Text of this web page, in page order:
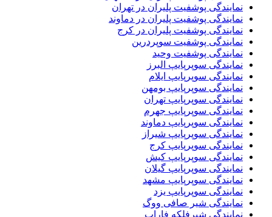
نمایندگی پوشفیت پلیران در تهران
نمایندگی پوشفیت پلیران در دماوند
نمایندگی پوشفیت پلیران در کرج
نمایندگی پوشفیت سوپردرین
نمایندگی پوشفیت وحید
نمایندگی سوپرپایپ البرز
نمایندگی سوپرپایپ ایلام
نمایندگی سوپرپایپ بومهن
نمایندگی سوپرپایپ تهران
نمایندگی سوپرپایپ جهرم
نمایندگی سوپرپایپ دماوند
نمایندگی سوپرپایپ شیراز
نمایندگی سوپرپایپ کرج
نمایندگی سوپرپایپ کیش
نمایندگی سوپرپایپ گیلان
نمایندگی سوپرپایپ مشهد
نمایندگی سوپرپایپ یزد
نمایندگی شیر صافی ووگ
نمایندگی شیرفلکه فاراب